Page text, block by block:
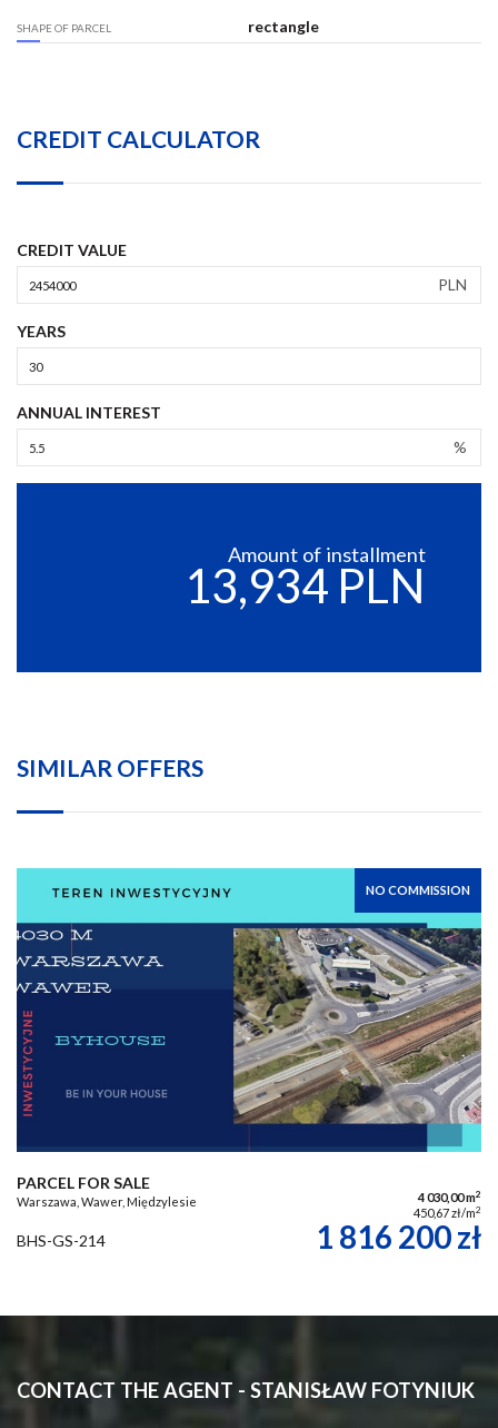
SHAPE OF PARCEL rectangle
CREDIT CALCULATOR
CREDIT VALUE
PLN
YEARS
ANNUAL INTEREST
%
Amount of installment
13,934 PLN
SIMILAR OFFERS
NO COMMISSION
PARCEL FOR SALE
Warszawa, Wawer, Międzylesie 4 030,00 m2
450,67 zł/m2
BHS-GS-214 1 816 200 zł
CONTACT THE AGENT - STANISŁAW FOTYNIUK